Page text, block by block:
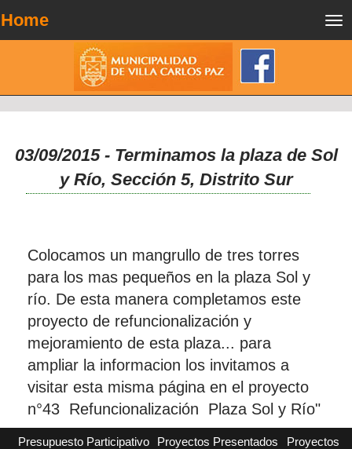
Home
03/09/2015 - Terminamos la plaza de Sol
y Río, Sección 5, Distrito Sur
Colocamos un mangrullo de tres torres
para los mas pequeños en la plaza Sol y
río. De esta manera completamos este
proyecto de refuncionalización y
mejoramiento de esta plaza... para
ampliar la informacion los invitamos a
visitar esta misma página en el proyecto
n°43 Refuncionalización Plaza Sol y Río"
Presupuesto Participativo Proyectos Presentados
Proyectos